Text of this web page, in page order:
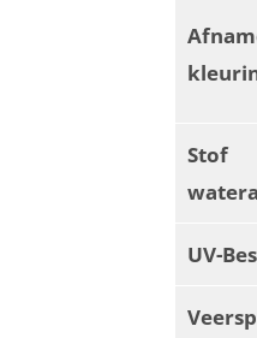
Stof
UV-